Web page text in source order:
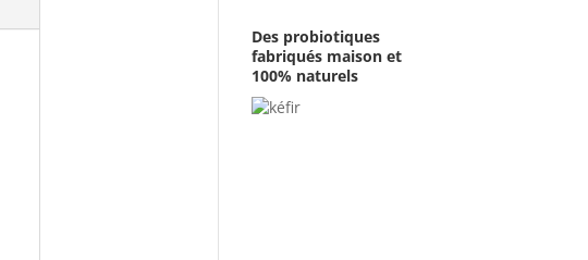
Des probiotiques
fabriqués maison et
100% naturels